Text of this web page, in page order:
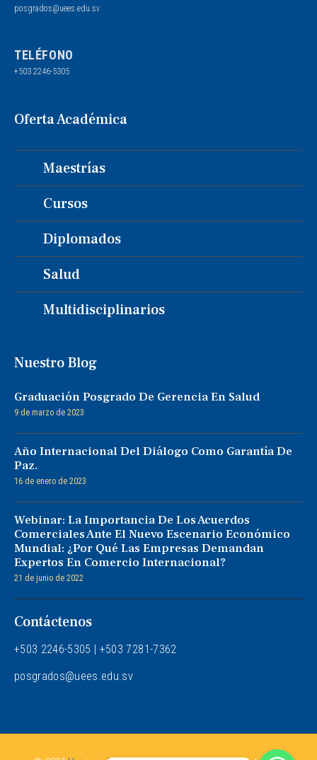
posgrados@uees.edu.sv
TELÉFONO
+503 2246-5305
Oferta Académica
Maestrías
Cursos
Diplomados
Salud
Multidisciplinarios
Nuestro Blog
Graduación Posgrado De Gerencia En Salud
9 de marzo de 2023
Año Internacional Del Diálogo Como Garantía De
Paz.
16 de enero de 2023
Webinar: La Importancia De Los Acuerdos
Comerciales Ante El Nuevo Escenario Económico
Mundial: ¿Por Qué Las Empresas Demandan
Expertos En Comercio Internacional?
21 de junio de 2022
Contáctenos
+503 2246-5305 | +5037281-7362
posgrados@uees.edu.sv